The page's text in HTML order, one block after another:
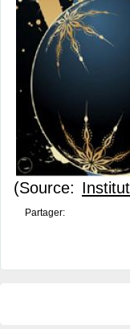
(Source:
Partager: